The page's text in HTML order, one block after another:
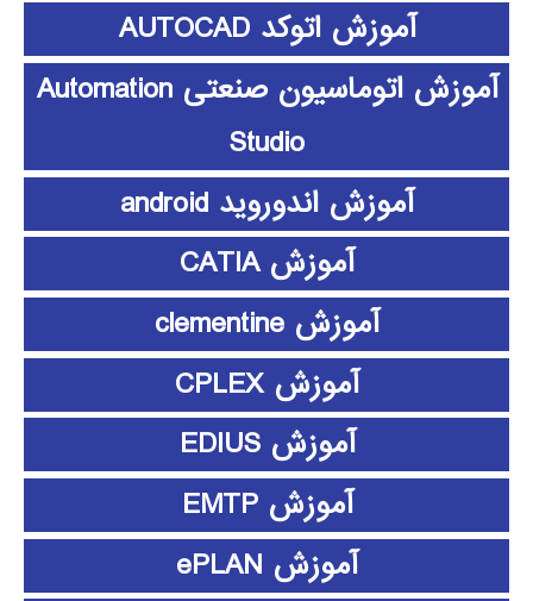
آموزش اتوکد AUTOCAD
آموزش اتوماسیون صنعتی Automation
Studio
آموزش اندوروید android
آموزش CATIA
آموزش clementine
آموزش CPLEX
آموزش EDIUS
آموزش EMTP
آموزش ePLAN